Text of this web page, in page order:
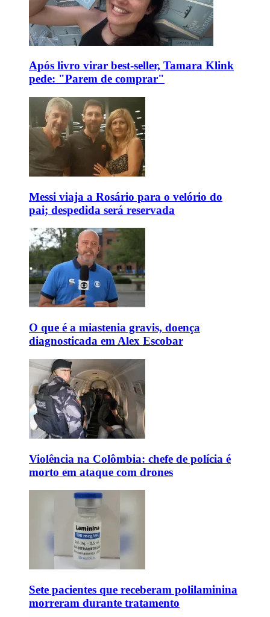
Após livro virar best-seller, Tamara Klink
pede: "Parem de comprar"
Messi viaja a Rosário para o velório do
pai; despedida será reservada
O que é a miastenia gravis, doença
diagnosticada em Alex Escobar
Violência na Colômbia: chefe de polícia é
morto em ataque com drones
Sete pacientes que receberam polilaminina
morreram durante tratamento